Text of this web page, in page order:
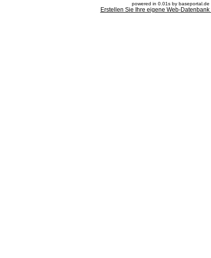
powered in 0.01s by baseportal.de
Erstellen Sie Ihre eigene Web-Datenbank